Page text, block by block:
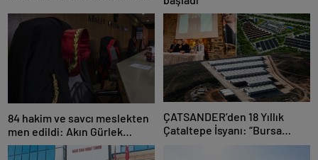
84 hakim ve savcı meslekten
men edildi: Akın Gürlek
açıkladı
ÇATSANDER’den 18 Yıllık
Çataltepe İsyanı: “Bursa
Esnafını Kim 18 Yıldır Mağdur